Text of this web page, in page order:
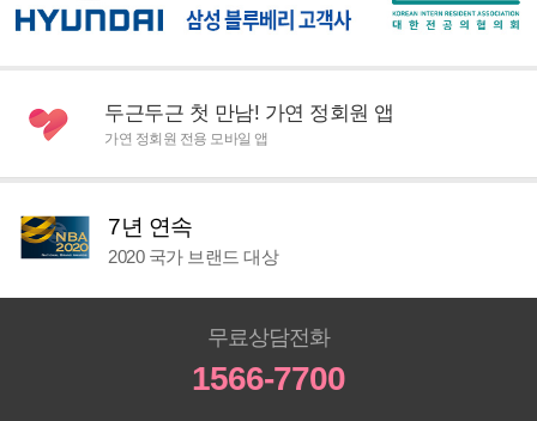
두근두근 첫 만남! 가연 정회원 앱
가연 정회원 전용 모바일 앱
7년 연속
2020 국가 브랜드 대상
무료상담전화
1566-7700